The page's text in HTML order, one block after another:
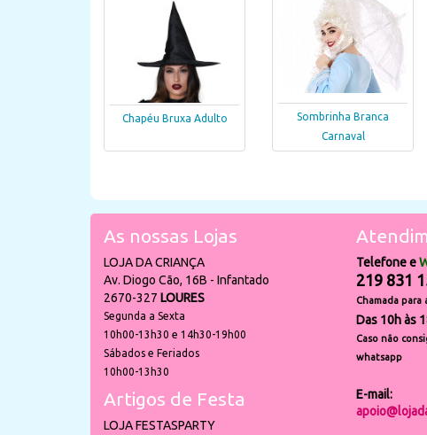
Chapéu Bruxa Adulto
Sombrinha Branca
Carnaval
As nossas Lojas
LOJA DA CRIANÇA
Av. Diogo Cão, 16B - Infantado
2670-327 LOURES
Segunda a Sexta
10h00-13h30 e 14h30-19h00
Sábados e Feriados
10h00-13h30
Artigos de Festa
LOJA FESTASPARTY
Telefone e
219 831
Chamada para
Das 10h às
Caso não
whatsapp
E-mail: